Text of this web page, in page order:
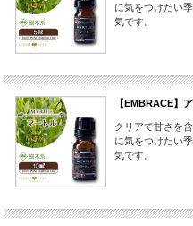
に気をつけたい
気です。
【EMBRACE】
クリアで甘さを
に気をつけたい
気です。